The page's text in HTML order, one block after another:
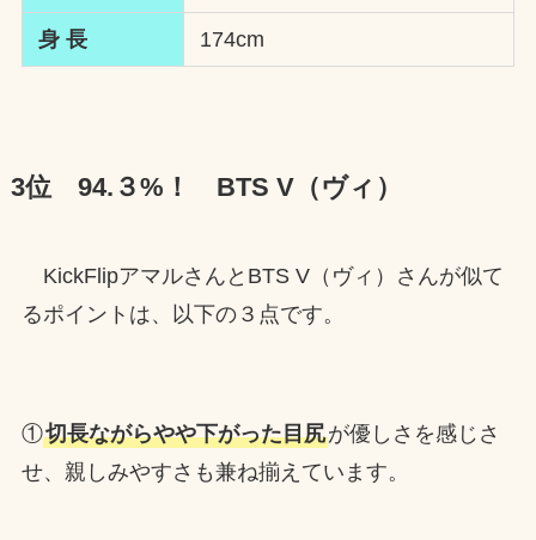
身 長 174cm
3位 94.３%！ BTS V（ヴィ）
KickFlipアマルさんとBTS V（ヴィ）さんが似て
るポイントは、以下の３点です。
①切長ながらやや下がった目尻が優しさを感じさ
せ、親しみやすさも兼ね揃えています。